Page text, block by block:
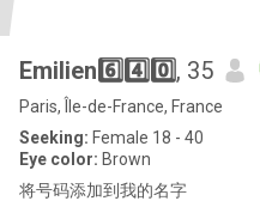
Emilien6️⃣4️⃣0️⃣, 35
Paris, Île-de-France, France
Seeking: Female 18 - 40
Eye color: Brown
将号码添加到我的名字